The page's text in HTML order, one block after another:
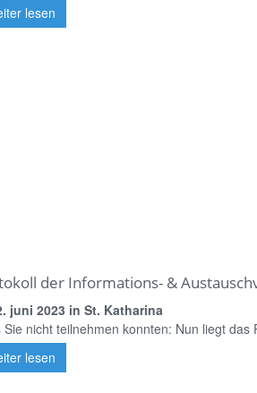
lesen
der Informations- &
juni 2023 in St. Katharina
Sie nicht teilnehmen konnten: Nun liegt das
lesen